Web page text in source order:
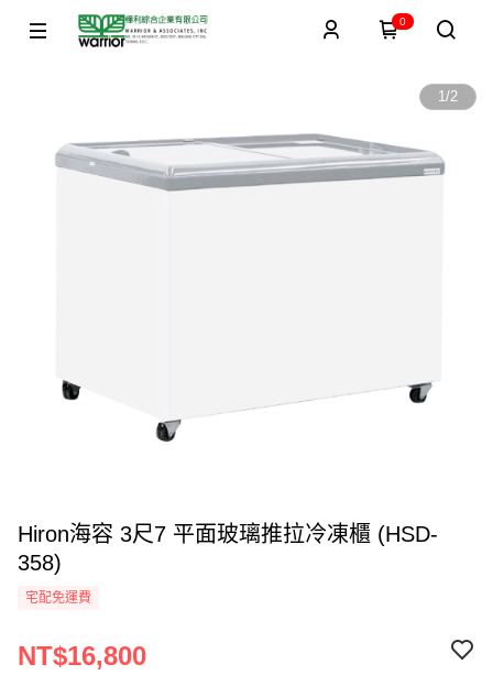
0
1/2
Hiron海容 3尺7 平面玻璃推拉冷凍櫃 (HSD-
358)
宅配免運費
NT$16,800